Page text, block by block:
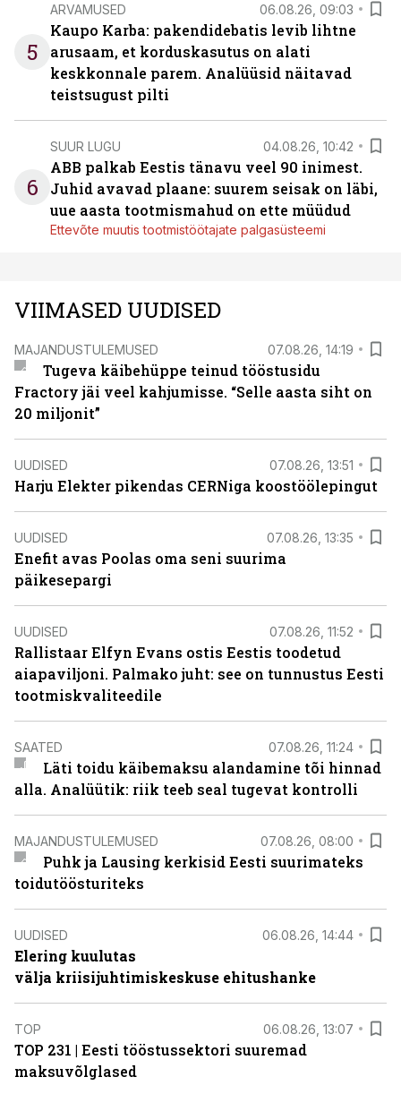
5
ARVAMUSED 06.08.26, 09:03
Kaupo Karba: pakendidebatis levib lihtne
arusaam, et korduskasutus on alati
keskkonnale parem. Analüüsid näitavad
teistsugust pilti
6
SUUR LUGU 04.08.26, 10:42
ABB palkab Eestis tänavu veel 90 inimest.
Juhid avavad plaane: suurem seisak on läbi,
uue aasta tootmismahud on ette müüdud
Ettevõte muutis tootmistöötajate palgasüsteemi
VIIMASED UUDISED
MAJANDUSTULEMUSED 07.08.26, 14:19
Tugeva käibehüppe teinud tööstusidu
Fractory jäi veel kahjumisse. “Selle aasta siht on
20 miljonit”
UUDISED 07.08.26, 13:51
Harju Elekter pikendas CERNiga koostöölepingut
UUDISED 07.08.26, 13:35
Enefit avas Poolas oma seni suurima
päikesepargi
UUDISED 07.08.26, 11:52
Rallistaar Elfyn Evans ostis Eestis toodetud
aiapaviljoni. Palmako juht: see on tunnustus Eesti
tootmiskvaliteedile
SAATED 07.08.26, 11:24
Läti toidu käibemaksu alandamine tõi hinnad
alla. Analüütik: riik teeb seal tugevat kontrolli
MAJANDUSTULEMUSED 07.08.26, 08:00
Puhk ja Lausing kerkisid Eesti suurimateks
toidutöösturiteks
UUDISED 06.08.26, 14:44
Elering kuulutas
välja kriisijuhtimiskeskuse ehitushanke
TOP 06.08.26, 13:07
TOP 231 | Eesti tööstussektori suuremad
maksuvõlglased